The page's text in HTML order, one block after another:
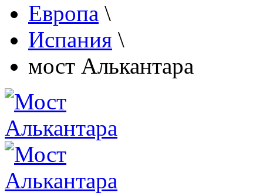
Европа \
Испания \
мост Алькантара